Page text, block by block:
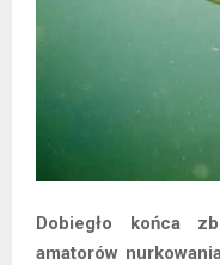
Dobiegło końca
amatorów